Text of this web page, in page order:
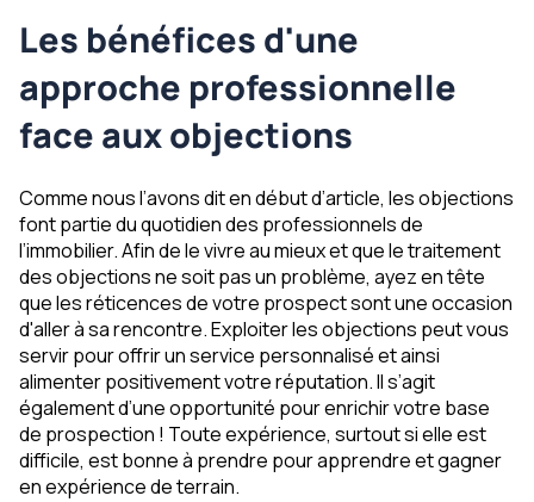
Les bénéfices d'une
approche professionnelle
face aux objections
Comme nous l’avons dit en début d’article, les objections
font partie du quotidien des professionnels de
l’immobilier. Afin de le vivre au mieux et que le traitement
des objections ne soit pas un problème, ayez en tête
que les réticences de votre prospect sont une occasion
d'aller à sa rencontre. Exploiter les objections peut vous
servir pour offrir un service personnalisé et ainsi
alimenter positivement votre réputation. Il s’agit
également d’une opportunité pour enrichir votre base
de prospection ! Toute expérience, surtout si elle est
difficile, est bonne à prendre pour apprendre et gagner
en expérience de terrain.